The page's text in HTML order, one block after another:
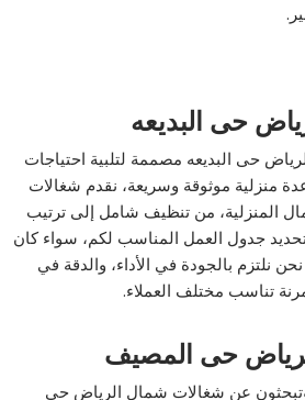
حى البديعه
حى البديعه مصممة لتلبية احتياجات
منزلية موثوقة وسريعة، نقدم شغالات
المنزلية، من تنظيف شامل إلى ترتيب
جدول العمل المناسب لكم، سواء كان
نلتزم بالجودة في الأداء، والدقة في
تناسب مختلف العملاء.
حى المصيف
عن شغالات شمال الرياض حى